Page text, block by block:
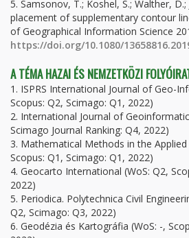
5. Samsonov, T.; Koshel, S.; Walther,
placement of supplementary contour
of Geographical Information Science
https://doi.org/10.1080/
A TÉMA HAZAI ÉS NEMZETKÖZI
1. ISPRS International Journal of Geo-
Scopus: Q2, Scimago: Q1, 2022)
2. International Journal of
Scimago Journal Ranking: Q4, 2022)
3. Mathematical Methods in the Applied
Scopus: Q1, Scimago: Q1, 2022)
4. Geocarto International (WoS: Q2,
2022)
5. Periodica. Polytechnica Civil
Q2, Scimago: Q3, 2022)
6. Geodézia és Kartográfia (WoS: -,